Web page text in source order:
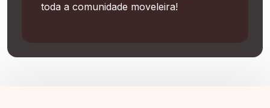
toda a comunidade moveleira!